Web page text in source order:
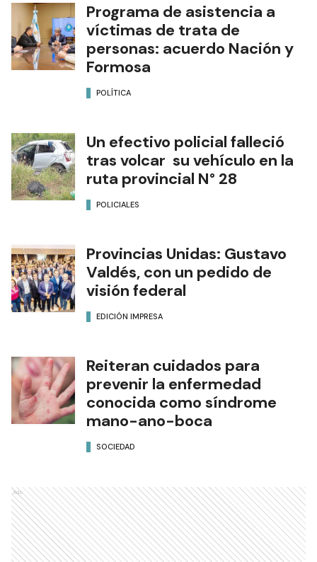
Programa de asistencia a
víctimas de trata de
personas: acuerdo Nación y
Formosa
POLÍTICA
Un efectivo policial falleció
tras volcar su vehículo en la
ruta provincial N° 28
POLICIALES
Provincias Unidas: Gustavo
Valdés, con un pedido de
visión federal
EDICIÓN IMPRESA
Reiteran cuidados para
prevenir la enfermedad
conocida como síndrome
mano-ano-boca
SOCIEDAD
Ads